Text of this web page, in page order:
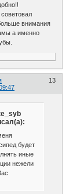
внимания
а именно
13
будет
иные
нежели